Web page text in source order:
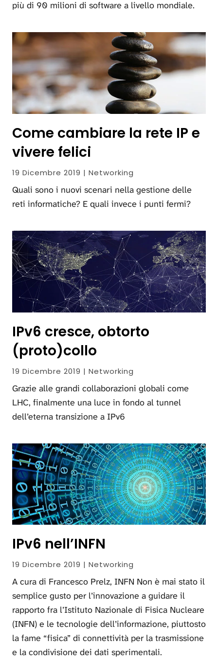
più di 90 milioni di software a livello mondiale.
Come cambiare la rete IP e
vivere felici
19 Dicembre 2019 | Networking
Quali sono i nuovi scenari nella gestione delle
reti informatiche? E quali invece i punti fermi?
IPv6 cresce, obtorto
(proto)collo
19 Dicembre 2019 | Networking
Grazie alle grandi collaborazioni globali come
LHC, finalmente una luce in fondo al tunnel
dell’eterna transizione a IPv6
IPv6 nell’INFN
19 Dicembre 2019 | Networking
A cura di Francesco Prelz, INFN Non è mai stato il
semplice gusto per l’innovazione a guidare il
rapporto fra l’Istituto Nazionale di Fisica Nucleare
(INFN) e le tecnologie dell’informazione, piuttosto
la fame “fisica” di connettività per la trasmissione
e la condivisione dei dati sperimentali.